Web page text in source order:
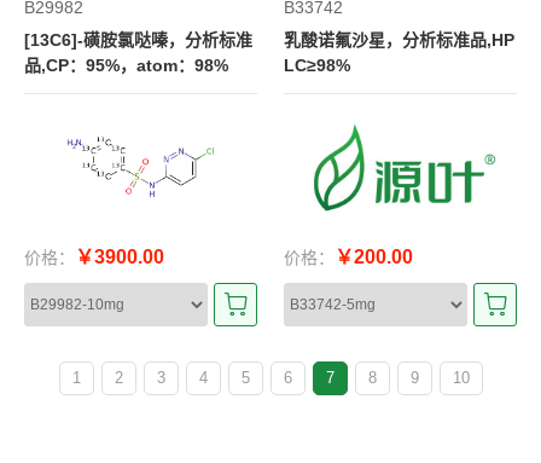
B29982
[13C6]-磺胺氯哒嗪，分析标准
品,CP：95%，atom：98%
价格： ￥3900.00
B33742
乳酸诺氟沙星，分析标准品,HP
LC≥98%
价格： ￥200.00
1 2 3 4 5 6 7 8 9 10